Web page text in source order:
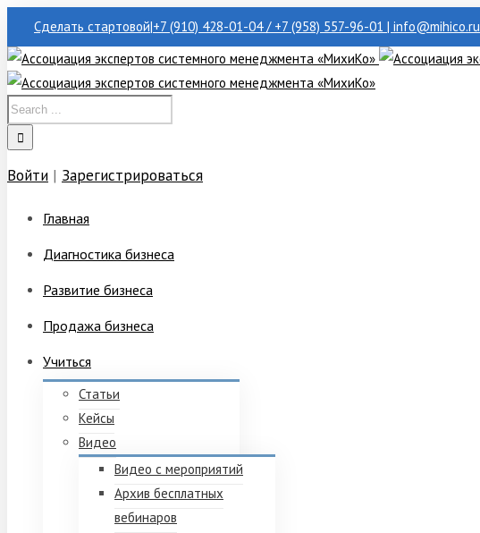
Сделать стартовой|+7 (910) 428-01-04 / +7 (958) 557-96-01 | info@mihico.ru
Войти | Зарегистрироваться
Главная
Диагностика бизнеса
Развитие бизнеса
Продажа бизнеса
Учиться
Статьи
Кейсы
Видео
Видео с мероприятий
Архив бесплатных
вебинаров